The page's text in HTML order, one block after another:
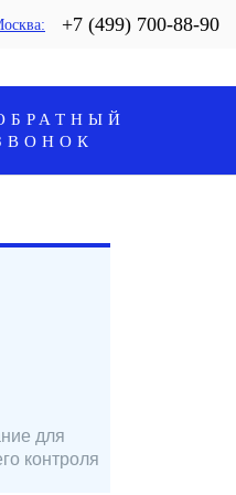
+7 (499) 700-88-90
для
контроля